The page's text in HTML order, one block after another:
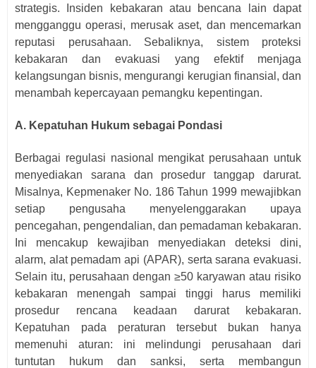
strategis. Insiden kebakaran atau bencana lain dapat
mengganggu operasi, merusak aset, dan mencemarkan
reputasi perusahaan. Sebaliknya, sistem proteksi
kebakaran dan evakuasi yang efektif menjaga
kelangsungan bisnis, mengurangi kerugian finansial, dan
menambah kepercayaan pemangku kepentingan.
A. Kepatuhan Hukum sebagai Pondasi
Berbagai regulasi nasional mengikat perusahaan untuk
menyediakan sarana dan prosedur tanggap darurat.
Misalnya, Kepmenaker No. 186 Tahun 1999 mewajibkan
setiap pengusaha menyelenggarakan upaya
pencegahan, pengendalian, dan pemadaman kebakaran.
Ini mencakup kewajiban menyediakan deteksi dini,
alarm, alat pemadam api (APAR), serta sarana evakuasi.
Selain itu, perusahaan dengan ≥50 karyawan atau risiko
kebakaran menengah sampai tinggi harus memiliki
prosedur rencana keadaan darurat kebakaran.
Kepatuhan pada peraturan tersebut bukan hanya
memenuhi aturan: ini melindungi perusahaan dari
tuntutan hukum dan sanksi, serta membangun